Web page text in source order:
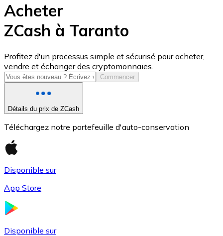
USD Coin
USDC
Acheter
ZCash à Taranto
Profitez d'un processus simple et sécurisé pour acheter,
vendre et échanger des cryptomonnaies.
Commencer
Détails du prix de ZCash
Téléchargez notre portefeuille d'auto-conservation
Disponible sur
App Store
Disponible sur